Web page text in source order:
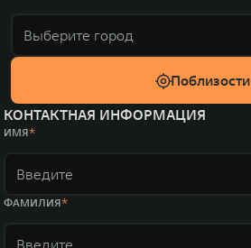
Выберите город
Поблизости
КОНТАКТНАЯ ИНФОРМАЦИЯ
ИМЯ
ФАМИЛИЯ